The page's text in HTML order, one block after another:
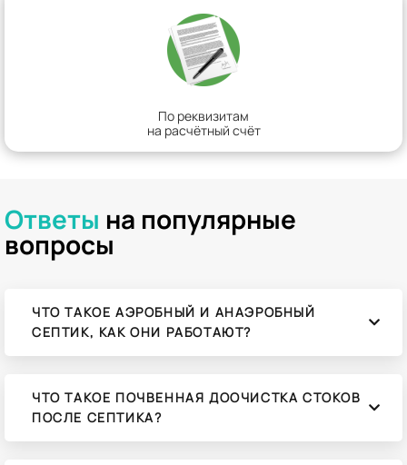
По реквизитам
на расчётный счёт
Ответы на популярные
вопросы
ЧТО ТАКОЕ АЭРОБНЫЙ И АНАЭРОБНЫЙ
СЕПТИК, КАК ОНИ РАБОТАЮТ?
ЧТО ТАКОЕ ПОЧВЕННАЯ ДООЧИСТКА СТОКОВ
ПОСЛЕ СЕПТИКА?